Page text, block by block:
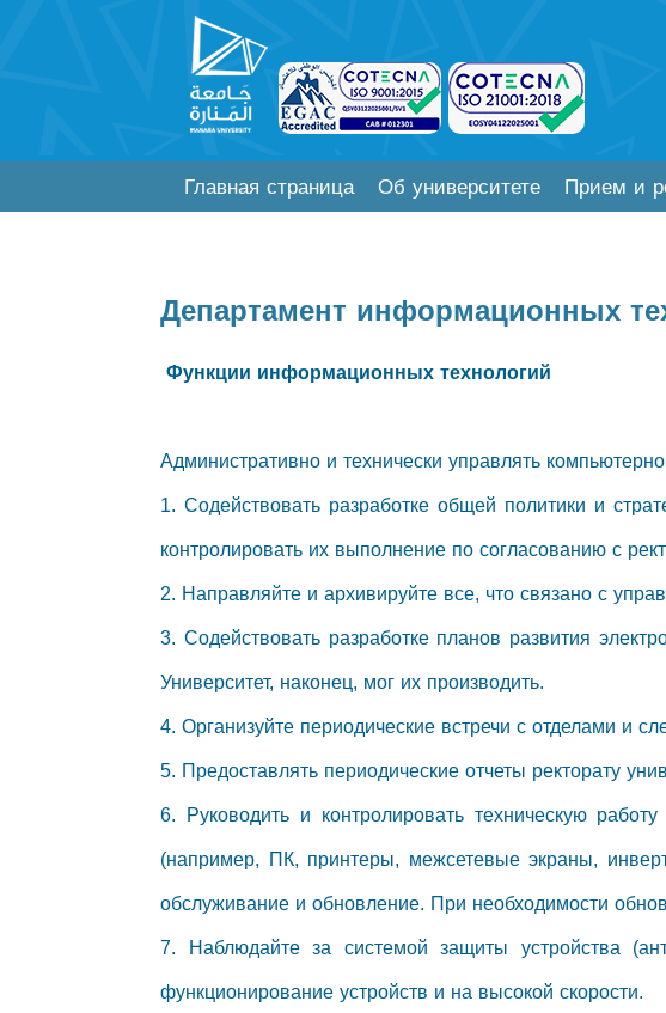
Главная страница Об университете Прием и
Департамент информационных
Функции информационных технологий
Административно и технически управлять
1. Содействовать разработке общей политики и
контролировать их выполнение по согласованию с
2. Направляйте и архивируйте все, что связано с
3. Содействовать разработке планов развития
Университет, наконец, мог их производить.
4. Организуйте периодические встречи с отделами и
5. Предоставлять периодические отчеты ректорату
6. Руководить и контролировать техническую
(например, ПК, принтеры, межсетевые экраны,
обслуживание и обновление. При необходимости
7. Наблюдайте за системой защиты устройства
функционирование устройств и на высокой скорости.